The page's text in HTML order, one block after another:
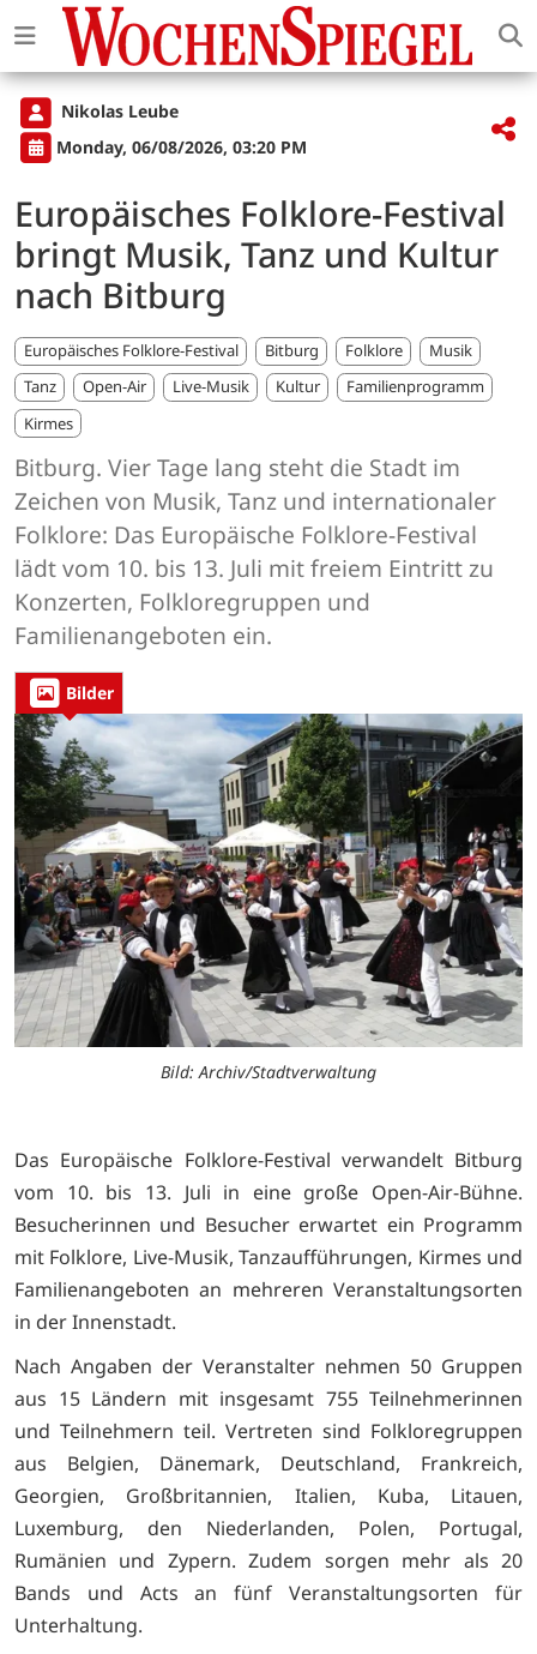
Nikolas Leube
Monday, 06/08/2026, 03:20 PM
Europäisches Folklore-Festival
bringt Musik, Tanz und Kultur
nach Bitburg
Europäisches Folklore-Festival Bitburg Folklore
Musik
Tanz
Open-Air Live-Musik Kultur
Familienprogramm
Kirmes
Bitburg. Vier Tage lang steht die Stadt im
Zeichen von Musik, Tanz und internationaler
Folklore: Das Europäische Folklore-Festival
lädt vom 10. bis 13. Juli mit freiem Eintritt zu
Konzerten, Folkloregruppen und
Familienangeboten ein.
Bilder
Bild: Archiv/Stadtverwaltung
Das Europäische Folklore-Festival verwandelt Bitburg
vom 10. bis 13. Juli in eine große Open-Air-Bühne.
Besucherinnen und Besucher erwartet ein Programm
mit Folklore, Live-Musik, Tanzaufführungen, Kirmes und
Familienangeboten an mehreren Veranstaltungsorten
in der Innenstadt.
Nach Angaben der Veranstalter nehmen 50 Gruppen
aus 15 Ländern mit insgesamt 755 Teilnehmerinnen
und Teilnehmern teil. Vertreten sind Folkloregruppen
aus Belgien, Dänemark, Deutschland, Frankreich,
Georgien, Großbritannien, Italien, Kuba, Litauen,
Luxemburg, den Niederlanden, Polen, Portugal,
Rumänien und Zypern. Zudem sorgen mehr als 20
Bands und Acts an fünf Veranstaltungsorten für
Unterhaltung.